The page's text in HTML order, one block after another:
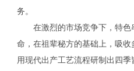
务。
在激烈的市场竞争下，特色
命，在祖辈秘方的基础上，吸收
用现代出产工艺流程研制出四